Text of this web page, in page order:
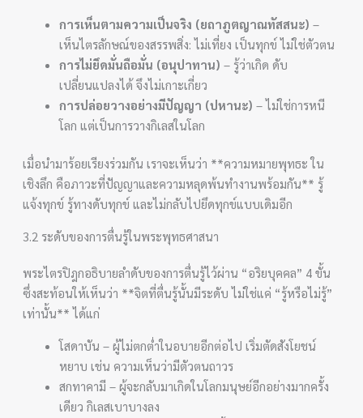
การเห็นตามความเป็นจริง (ยถาภูตญาณทัสสนะ) –
เห็นไตรลักษณ์ของสรรพสิ่ง: ไม่เที่ยง เป็นทุกข์ ไม่ใช่ตัวตน
การไม่ยึดมั่นถือมั่น (อนุปาทาน) – รู้ว่าเกิด ดับ
เปลี่ยนแปลงได้ จึงไม่เกาะเกี่ยว
การปล่อยวางอย่างมีปัญญา (ปหานะ) – ไม่ใช่การหนี
โลก แต่เป็นการวางกิเลสในโลก
เมื่อนำมาร้อยเรียงร่วมกัน เราจะเห็นว่า **ความหมายพุทธะ ใน
เชิงลึก คือภาวะที่ปัญญาและความหลุดพ้นทำงานพร้อมกัน** รู้
แจ้งทุกข์ รู้ทางดับทุกข์ และไม่กลับไปยึดทุกข์แบบเดิมอีก
3.2 ระดับของการตื่นรู้ในพระพุทธศาสนา
พระไตรปิฎกอธิบายลำดับของการตื่นรู้ไว้ผ่าน “อริยบุคคล” 4 ขั้น
ซึ่งสะท้อนให้เห็นว่า **จิตที่ตื่นรู้นั้นมีระดับ ไม่ใช่แค่ “รู้หรือไม่รู้”
เท่านั้น** ได้แก่
โสดาบัน – ผู้ไม่ตกต่ำในอบายอีกต่อไป เริ่มตัดสังโยชน์
หยาบ เช่น ความเห็นว่ามีตัวตนถาวร
สกทาคามี – ผู้จะกลับมาเกิดในโลกมนุษย์อีกอย่างมากครั้ง
เดียว กิเลสเบาบางลง